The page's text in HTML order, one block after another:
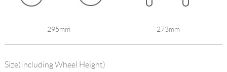
295mm 273mm
Size(including Wheel Height)